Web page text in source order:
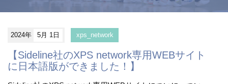
2024年 5月 1日 xps_network
【Sideline社のXPS network専用WEBサイト
に日本語版ができました！】